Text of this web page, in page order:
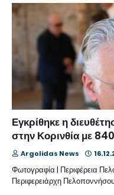
Εγκρίθηκε η
στην Κορινθία με
Argolidas News
Φωτογραφία | Περιφέρεια
Περιφερειάρχη